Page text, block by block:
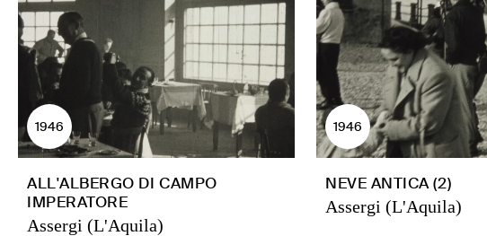
1946
ALL'ALBERGO DI CAMPO
IMPERATORE
Assergi (L'Aquila)
1946
NEVE ANTICA (2)
Assergi (L'Aquila)